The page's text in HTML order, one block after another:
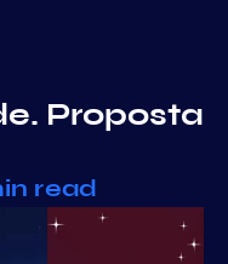
Proposta
read